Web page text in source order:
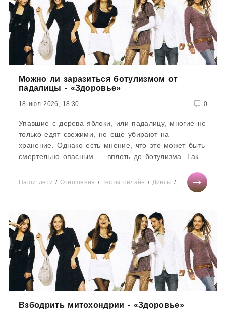
Можно ли заразиться ботулизмом от
падалицы - «Здоровье»
18 июл 2026, 18:30 0
Упавшие с дерева яблоки, или падалицу, многие не
только едят свежими, но еще убирают на
хранение. Однако есть мнение, что это может быть
смертельно опасным — вплоть до ботулизма. Такая
Наши дети / Отношения / Тесты онлайн / Диеты / Новости звезд
Взбодрить митохондрии - «Здоровье»